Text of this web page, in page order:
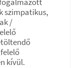
szimpatikus,
/
kívül.